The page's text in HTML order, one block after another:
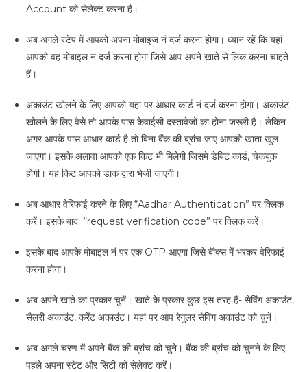
Account को सेलेक्ट करना है।
अब अगले स्टेप में आपको अपना मोबाइज नं दर्ज करना होगा। ध्यान रहें कि यहां
आपको वह मोबाइल नं दर्ज करना होगा जिसे आप अपने खाते से लिंक करना चाहते
हैं।
अकाउंट खोलने के लिए आपको यहां पर आधार कार्ड नं दर्ज करना होगा। अकाउंट
खोलने के लिए वैसे तो आपके पास केवाईसी दस्तावेजों का होना जरूरी है। लेकिन
अगर आपके पास आधार कार्ड है तो बिना बैंक की ब्रांच जाए आपको खाता खुल
जाएगा। इसके अलावा आपको एक किट भी मिलेगी जिसमे डेबिट कार्ड, चेकबुक
होगी। यह किट आपको डाक द्वारा भेजी जाएगी।
अब आधार वेरिफाई करने के लिए “Aadhar Authentication” पर क्लिक
करें। इसके बाद “request verification code” पर क्लिक करें।
इसके बाद आपके मोबाइल नं पर एक OTP आएगा जिसे बॅाक्स में भरकर वेरिफाई
करना होगा।
अब अपने खाते का प्रकार चुनें। खाते के प्रकार कुछ इस तरह हैं- सेविंग अकाउंट,
सैलरी अकाउंट, करेंट अकाउंट। यहां पर आप रेगुलर सेविंग अकाउंट को चुनें।
अब अगले चरण में अपने बैंक की ब्रांच को चुने। बैंक की ब्रांच को चुनने के लिए
पहले अपना स्टेट और सिटी को सेलेक्ट करें।